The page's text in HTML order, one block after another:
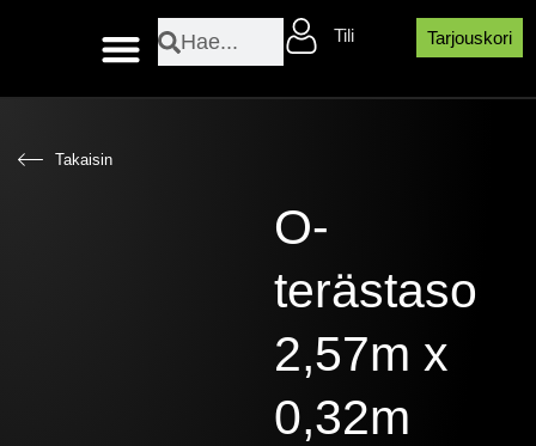
SearchSearch Tili Tarjouskori
Takaisin
O-
terästaso
2,57m x
0,32m